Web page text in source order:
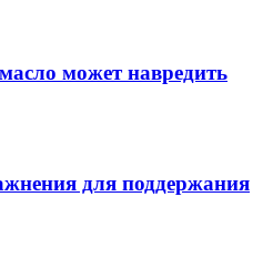
может навредить
для поддержания